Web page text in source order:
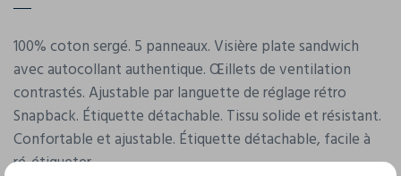
100% coton sergé. 5 panneaux. Visière plate sandwich
avec autocollant authentique. Œillets de ventilation
contrastés. Ajustable par languette de réglage rétro
Snapback. Étiquette détachable. Tissu solide et résistant.
Confortable et ajustable. Étiquette détachable, facile à
ré-étiqueter.